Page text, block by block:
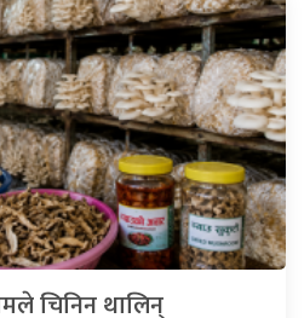
चिनिन थालिन्